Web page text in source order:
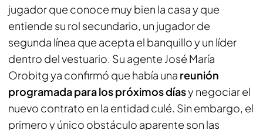
jugador que conoce muy bien la casa y que
entiende su rol secundario, un jugador de
segunda línea que acepta el banquillo y un líder
dentro del vestuario. Su agente José María
Orobitg ya confirmó que había una reunión
programada para los próximos díasy negociar el
nuevo contrato en la entidad culé. Sin embargo, el
primero y único obstáculo aparente son las